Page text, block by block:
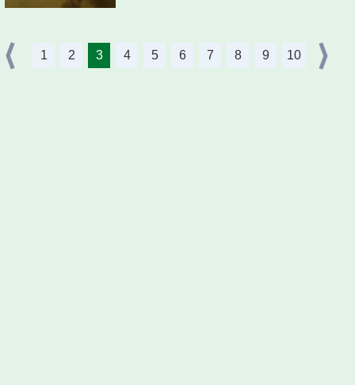
1 2 3 4 5 6 7 8 9 10